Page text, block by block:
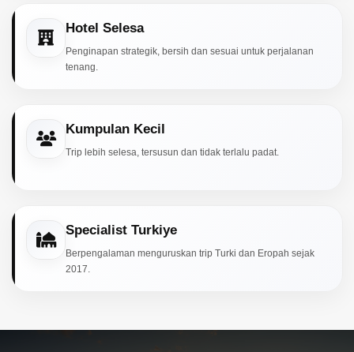
Hotel Selesa
Penginapan strategik, bersih dan sesuai untuk perjalanan
tenang.
Kumpulan Kecil
Trip lebih selesa, tersusun dan tidak terlalu padat.
Specialist Turkiye
Berpengalaman menguruskan trip Turki dan Eropah sejak
2017.